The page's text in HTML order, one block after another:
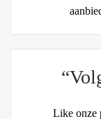
de
Like onze